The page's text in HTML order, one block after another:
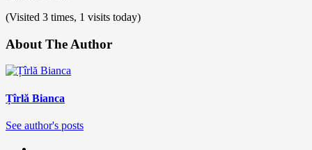
(Visited 3 times, 1 visits today)
About The Author
Țîrlă Bianca
See author's posts